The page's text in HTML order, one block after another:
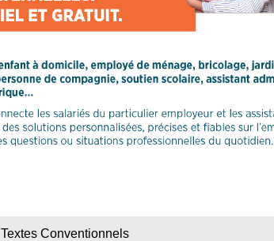
Textes Conventionnels